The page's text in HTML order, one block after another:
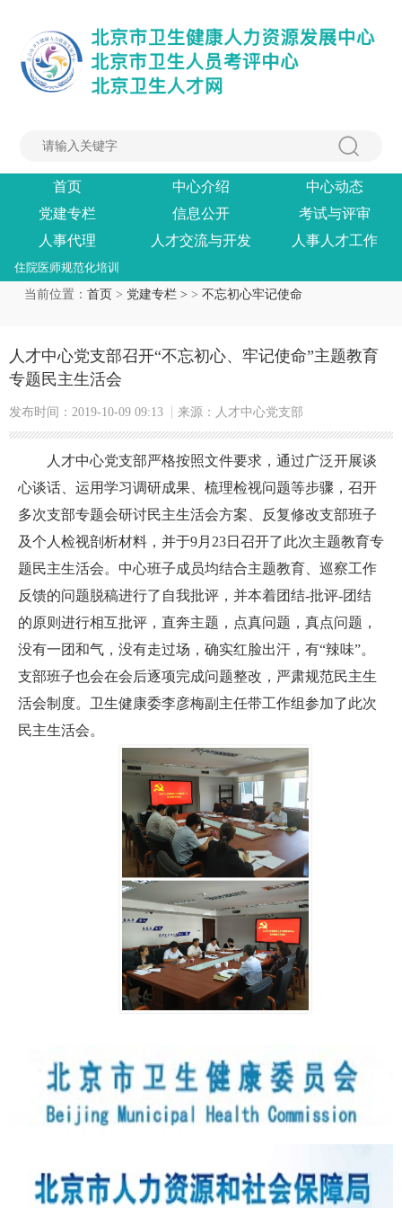
首页 中心介绍
中心动态
党建专栏
信息公开
考试与评审
人事代理
人才交流与开发 人事人才工作
住院医师规范化培训
当前位置： 首页 > 党建专栏 > > 不忘初心牢记使命
人才中心党支部召开“不忘初心、牢记使命”主题教育
专题民主生活会
发布时间：2019-10-09 09:13 来源：人才中心党支部
人才中心党支部严格按照文件要求，通过广泛开展谈
心谈话、运用学习调研成果、梳理检视问题等步骤，召开
多次支部专题会研讨民主生活会方案、反复修改支部班子
及个人检视剖析材料，并于9月23日召开了此次主题教育专
题民主生活会。中心班子成员均结合主题教育、巡察工作
反馈的问题脱稿进行了自我批评，并本着团结-批评-团结
的原则进行相互批评，直奔主题，点真问题，真点问题，
没有一团和气，没有走过场，确实红脸出汗，有“辣味”。
支部班子也会在会后逐项完成问题整改，严肃规范民主生
活会制度。卫生健康委李彦梅副主任带工作组参加了此次
民主生活会。